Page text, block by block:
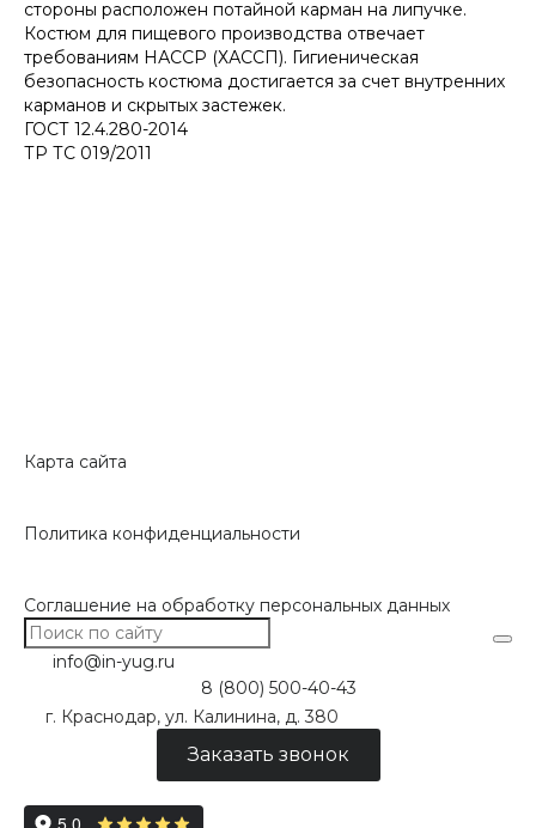
стороны расположен потайной карман на липучке.
Костюм для пищевого производства отвечает
требованиям НАССР (ХАССП). Гигиеническая
безопасность костюма достигается за счет внутренних
карманов и скрытых застежек.
ГОСТ 12.4.280-2014
ТР ТС 019/2011
Карта сайта
Политика конфиденциальности
Соглашение на обработку персональных данных
info@in-yug.ru
8 (800) 500-40-43
г. Краснодар, ул. Калинина, д. 380
Заказать звонок